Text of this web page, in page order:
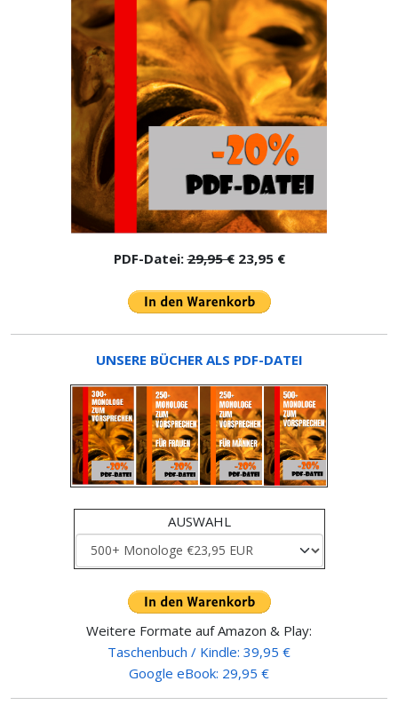
PDF-Datei:29,95 €23,95 €
UNSERE BÜCHER ALS PDF-DATEI
AUSWAHL
Weitere Formate auf Amazon & Play:
Taschenbuch / Kindle: 39,95 €
Google eBook: 29,95 €